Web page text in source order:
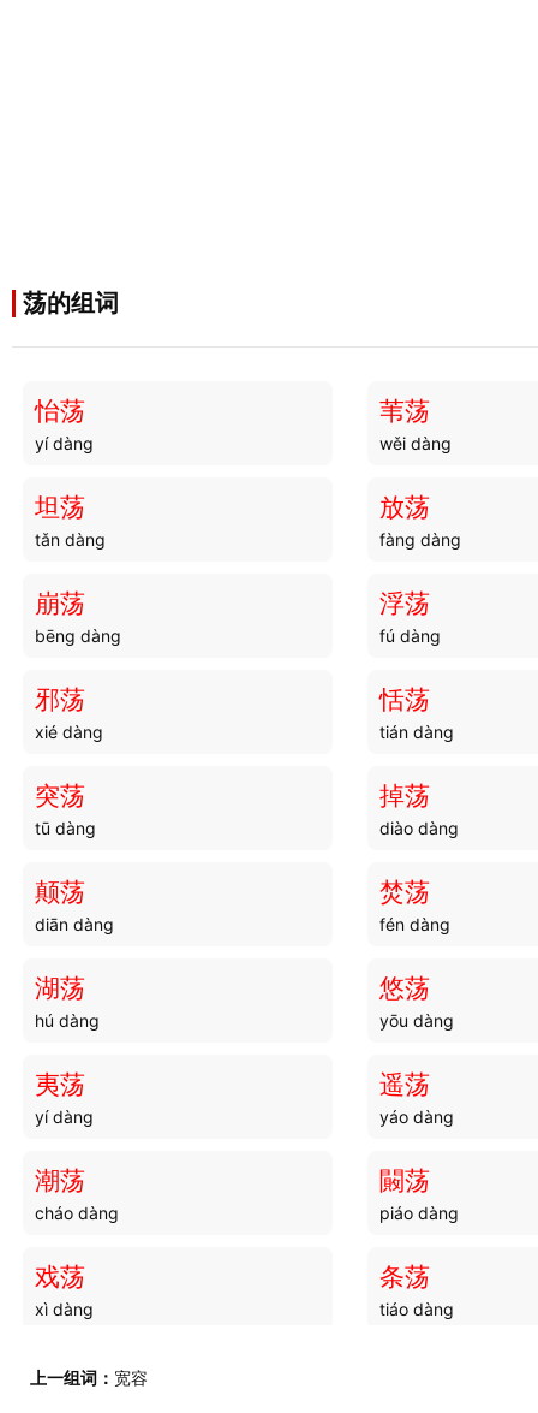
荡的组词
怡荡
yí dàng
苇荡
wěi dàng
坦荡
tǎn dàng
放荡
fàng dàng
崩荡
bēng dàng
浮荡
fú dàng
邪荡
xié dàng
恬荡
tián dàng
突荡
tū dàng
掉荡
diào dàng
颠荡
diān dàng
焚荡
fén dàng
湖荡
hú dàng
悠荡
yōu dàng
夷荡
yí dàng
遥荡
yáo dàng
潮荡
cháo dàng
闝荡
piáo dàng
戏荡
xì dàng
条荡
tiáo dàng
出荡
上一组词： 宽容